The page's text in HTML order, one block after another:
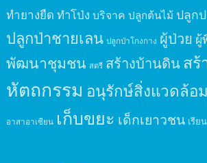
ทำยางยืด ทำโป่ง บริจาค ปลูกต้นไม้ ปลูก
ปลูกป่าชายเลน ปลูกป่าโกงกาง ผู้ป่วย ผู้
พัฒนาชุมชน สตรี สร้างบ้านดินสร้
หัตถกรรม อนุรักษ์สิ่งแวดล้อม
อาสาอาเซียน เก็บขยะ เด็กเยาวชน เรีย